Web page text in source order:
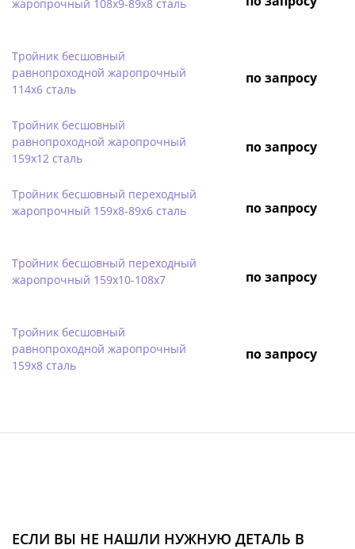
жаропрочный 108х9-89х8 сталь
Тройник бесшовный
равнопроходной жаропрочный
114х6 сталь
по запросу
Тройник бесшовный
равнопроходной жаропрочный
159х12 сталь
по запросу
Тройник бесшовный переходный
жаропрочный 159х8-89х6 сталь
по запросу
Тройник бесшовный переходный
жаропрочный 159х10-108х7
по запросу
Тройник бесшовный
равнопроходной жаропрочный
159х8 сталь
по запросу
ЕСЛИ ВЫ НЕ НАШЛИ НУЖНУЮ ДЕТАЛЬ В